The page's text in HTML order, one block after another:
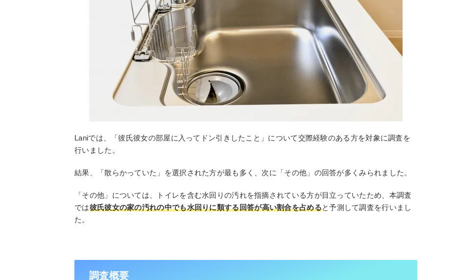
Laniでは、「彼氏彼女の部屋に入ってドン引きしたこと」について交際経験のある方を対象に調査を
行いました。
結果、「散らかっていた」を選択された方が最も多く、次に「その他」の回答が多くみられました。
「その他」については、トイレを含む水回りの汚れを指摘されている方が目立っていたため、本調査
では彼氏彼女の家の汚れの中でも水回りに類する回答が高い割合を占めると予測して調査を行いまし
た。
調査概要